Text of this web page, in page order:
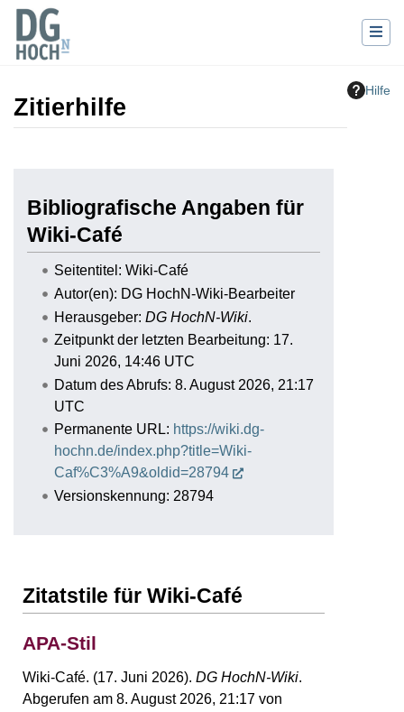
Hilfe
Zitierhilfe
Bibliografische Angaben für
Wiki-Café
Seitentitel: Wiki-Café
Autor(en): DG HochN-Wiki-Bearbeiter
Herausgeber: DG HochN-Wiki.
Zeitpunkt der letzten Bearbeitung: 17.
Juni 2026, 14:46 UTC
Datum des Abrufs: 8. August 2026, 21:17
UTC
Permanente URL: https://wiki.dg-
hochn.de/index.php?title=Wiki-
Caf%C3%A9&oldid=28794
Versionskennung: 28794
Zitatstile für Wiki-Café
APA-Stil
Wiki-Café. (17. Juni 2026). DG HochN-Wiki.
Abgerufen am 8. August 2026, 21:17 von